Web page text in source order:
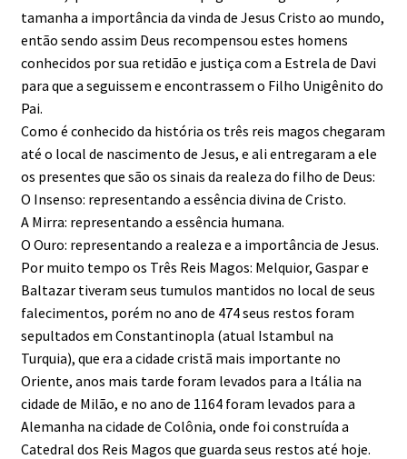
tamanha a importância da vinda de Jesus Cristo ao mundo,
então sendo assim Deus recompensou estes homens
conhecidos por sua retidão e justiça com a Estrela de Davi
para que a seguissem e encontrassem o Filho Unigênito do
Pai.
Como é conhecido da história os três reis magos chegaram
até o local de nascimento de Jesus, e ali entregaram a ele
os presentes que são os sinais da realeza do filho de Deus:
O Insenso: representando a essência divina de Cristo.
A Mirra: representando a essência humana.
O Ouro: representando a realeza e a importância de Jesus.
Por muito tempo os Três Reis Magos: Melquior, Gaspar e
Baltazar tiveram seus tumulos mantidos no local de seus
falecimentos, porém no ano de 474 seus restos foram
sepultados em Constantinopla (atual Istambul na
Turquia), que era a cidade cristã mais importante no
Oriente, anos mais tarde foram levados para a Itália na
cidade de Milão, e no ano de 1164 foram levados para a
Alemanha na cidade de Colônia, onde foi construída a
Catedral dos Reis Magos que guarda seus restos até hoje.